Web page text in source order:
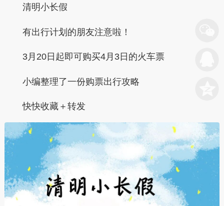
清明小长假
有出行计划的朋友注意啦！
3月20日起即可购买4月3日的火车票
小编整理了一份购票出行攻略
快快收藏＋转发